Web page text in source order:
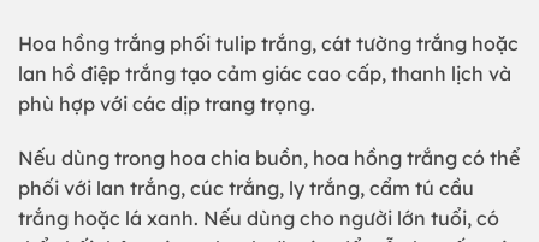
Hoa hồng trắng phối tulip trắng, cát tường trắng hoặc
lan hồ điệp trắng tạo cảm giác cao cấp, thanh lịch và
phù hợp với các dịp trang trọng.
Nếu dùng trong hoa chia buồn, hoa hồng trắng có thể
phối với lan trắng, cúc trắng, ly trắng, cẩm tú cầu
trắng hoặc lá xanh. Nếu dùng cho người lớn tuổi, có